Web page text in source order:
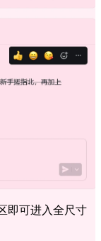
即可进入全尺寸